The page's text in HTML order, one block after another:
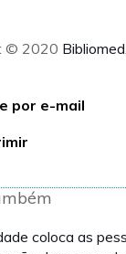
© 2020
por e-mail
coloca as